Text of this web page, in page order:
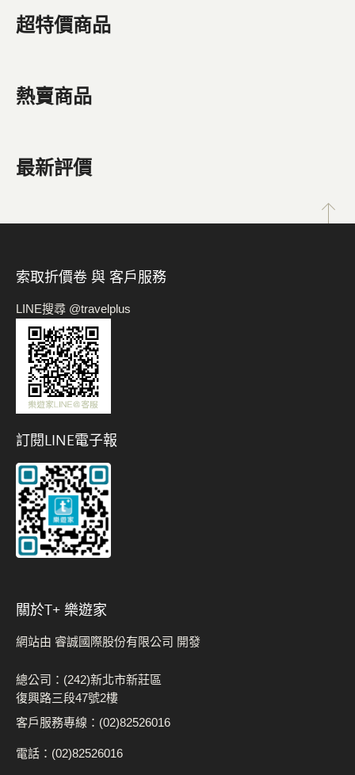
超特價商品
熱賣商品
最新評價
索取折價卷 與 客戶服務
LINE搜尋 @travelplus
訂閱LINE電子報
關於t+ 樂遊家
網站由 睿誠國際股份有限公司 開發
總公司：(242)新北市新莊區
復興路三段47號2樓
客戶服務專線：(02)82526016
電話：(02)82526016